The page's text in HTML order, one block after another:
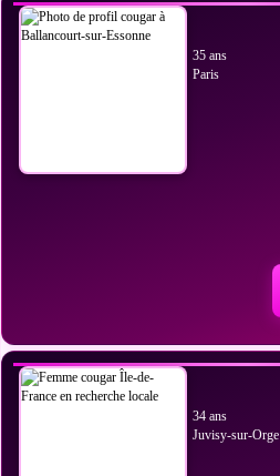
35 ans
Paris
34 ans
Juvisy-sur-Orge